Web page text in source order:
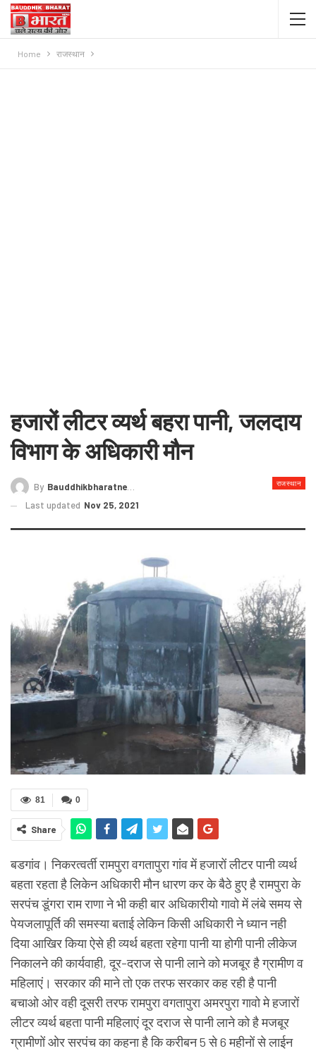
Home राजस्थान
हजारों लीटर व्यर्थ बहरा पानी, जलदाय
विभाग के अधिकारी मौन
राजस्थान
By Bauddhikbharatnews@gmail.com
Last updated Nov 25, 2021
0
81
Share
बडगांव। निकरत्वर्ती रामपुरा वगतापुरा गांव में हजारों लीटर पानी व्यर्थ
बहता रहता है लिकेन अधिकारी मौन धारण कर के बैठे हुए है रामपुरा के
सरपंच डूंगरा राम राणा ने भी कही बार अधिकारीयो गावो में लंबे समय से
पेयजलापूर्ति की समस्या बताई लेकिन किसी अधिकारी ने ध्यान नही
दिया आखिर किया ऐसे ही व्यर्थ बहता रहेगा पानी या होगी पानी लीकेज
निकालने की कार्यवाही, दूर-दराज से पानी लाने को मजबूर है ग्रामीण व
महिलाएं। सरकार की माने तो एक तरफ सरकार कह रही है पानी
बचाओ ओर वही दूसरी तरफ रामपुरा वगतापुरा अमरपुरा गावो मे हजारों
लीटर व्यर्थ बहता पानी महिलाएं दूर दराज से पानी लाने को है मजबूर
ग्रामीणों ओर सरपंच का कहना है कि करीबन 5 से 6 महीनों से लाईन